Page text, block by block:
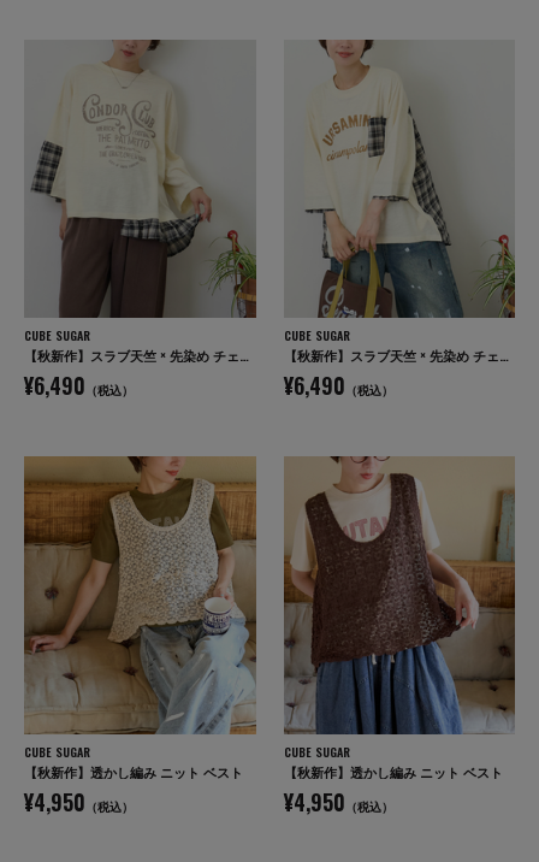
CUBE SUGAR
【秋新作】スラブ天竺 × 先染め チェック 裾フリル リメイク風 プルオーバー Tシャツ
¥6,490 （税込）
CUBE SUGAR
【秋新作】スラブ天竺 × 先染め チェック ポケ付 リメイク風 プルオーバー Tシャツ
¥6,490 （税込）
CUBE SUGAR
【秋新作】透かし編み ニット ベスト
¥4,950 （税込）
CUBE SUGAR
【秋新作】透かし編み ニット ベスト
¥4,950 （税込）